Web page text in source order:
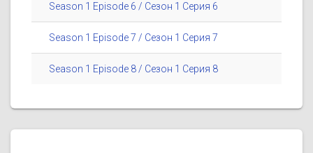
Season 1 Episode 6 / Сезон 1 Серия 6
Season 1 Episode 7 / Сезон 1 Серия 7
Season 1 Episode 8 / Сезон 1 Серия 8